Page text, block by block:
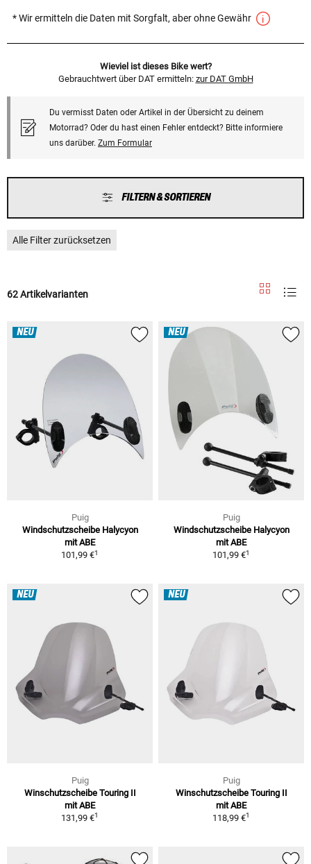
* Wir ermitteln die Daten mit Sorgfalt, aber ohne Gewähr
Wieviel ist dieses Bike wert?
Gebrauchtwert über DAT ermitteln: zur DAT GmbH
Du vermisst Daten oder Artikel in der Übersicht zu deinem
Motorrad? Oder du hast einen Fehler entdeckt? Bitte informiere
uns darüber. Zum Formular
FILTERN & SORTIEREN
Alle Filter zurücksetzen
62 Artikelvarianten
NEU
Puig
Windschutzscheibe Halycyon
mit ABE
101,99 €1
NEU
Puig
Windschutzscheibe Halycyon
mit ABE
101,99 €1
NEU
Puig
Winschutzscheibe Touring II
mit ABE
131,99 €1
NEU
Puig
Winschutzscheibe Touring II
mit ABE
118,99 €1